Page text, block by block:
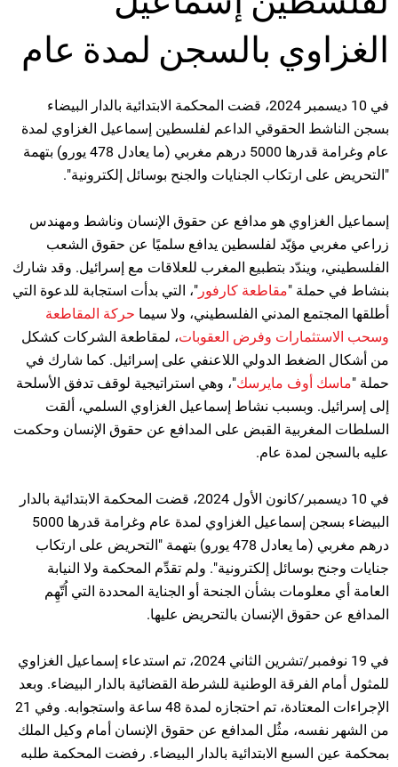
الغزاوي بالسجن لمدة عام
في 10 ديسمبر 2024، قضت المحكمة الابتدائية بالدار البيضاء
بسجن الناشط الحقوقي الداعم لفلسطين إسماعيل الغزاوي لمدة
عام وغرامة قدرها 5000 درهم مغربي (ما يعادل 478 يورو) بتهمة
"التحريض على ارتكاب الجنايات والجنح بوسائل إلكترونية".
إسماعيل الغزاوي هو مدافع عن حقوق الإنسان وناشط ومهندس
زراعي مغربي مؤيّد لفلسطين يدافع سلميًا عن حقوق الشعب
الفلسطيني، ويندّد بتطبيع المغرب للعلاقات مع إسرائيل. وقد شارك
بنشاط في حملة "مقاطعة كارفور "، التي بدأت استجابة للدعوة التي
أطلقها المجتمع المدني الفلسطيني، ولا سيما حركة المقاطعة
وسحب الاستثمارات وفرض العقوبات، لمقاطعة الشركات كشكل
من أشكال الضغط الدولي اللاعنفي على إسرائيل. كما شارك في
حملة "ماسك أوف مايرسك"، وهي استراتيجية لوقف تدفق الأسلحة
إلى إسرائيل. وبسبب نشاط إسماعيل الغزاوي السلمي، ألقت
السلطات المغربية القبض على المدافع عن حقوق الإنسان وحكمت
عليه بالسجن لمدة عام.
في 10 ديسمبر/كانون الأول 2024، قضت المحكمة الابتدائية بالدار
البيضاء بسجن إسماعيل الغزاوي لمدة عام وغرامة قدرها 5000
درهم مغربي (ما يعادل 478 يورو) بتهمة "التحريض على ارتكاب
جنايات وجنح بوسائل إلكترونية". ولم تقدِّم المحكمة ولا النيابة
العامة أي معلومات بشأن الجنحة أو الجناية المحددة التي اُتّهِم
المدافع عن حقوق الإنسان بالتحريض عليها.
في 19 نوفمبر/تشرين الثاني 2024، تم استدعاء إسماعيل الغزاوي
للمثول أمام الفرقة الوطنية للشرطة القضائية بالدار البيضاء. وبعد
الإجراءات المعتادة، تم احتجازه لمدة 48 ساعة واستجوابه. وفي 21
من الشهر نفسه، مثُل المدافع عن حقوق الإنسان أمام وكيل الملك
بمحكمة عين السبع الابتدائية بالدار البيضاء. رفضت المحكمة طلبه